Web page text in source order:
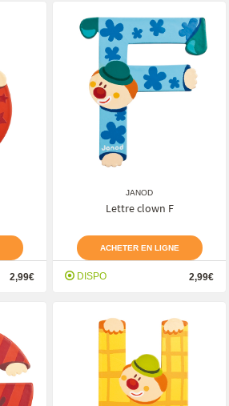
2,99€
JANOD
Lettre clown F
ACHETER EN LIGNE
DISPO 2,99€